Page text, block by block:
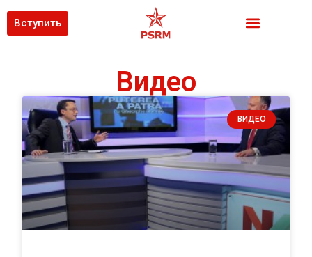
Вступить
Видео
ВИДЕО